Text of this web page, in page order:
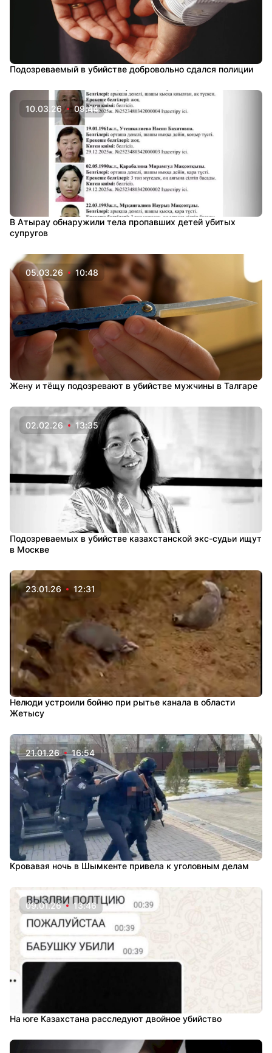
Подозреваемый в убийстве добровольно сдался полиции
10.03.26 09:44
В Атырау обнаружили тела пропавших детей убитых
супругов
05.03.26 10:48
Жену и тёщу подозревают в убийстве мужчины в Талгаре
02.02.26 13:35
Подозреваемых в убийстве казахстанской экс-судьи ищут
в Москве
23.01.26 12:31
Нелюди устроили бойню при рытье канала в области
Жетысу
21.01.26 16:54
Кровавая ночь в Шымкенте привела к уголовным делам
09.01.26 13:46
На юге Казахстана расследуют двойное убийство